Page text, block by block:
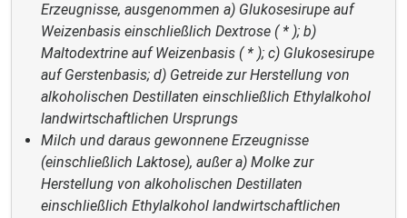
Erzeugnisse, ausgenommen a) Glukosesirupe auf
Weizenbasis einschließlich Dextrose ( * ); b)
Maltodextrine auf Weizenbasis ( * ); c) Glukosesirupe
auf Gerstenbasis; d) Getreide zur Herstellung von
alkoholischen Destillaten einschließlich Ethylalkohol
landwirtschaftlichen Ursprungs
Milch und daraus gewonnene Erzeugnisse
(einschließlich Laktose), außer a) Molke zur
Herstellung von alkoholischen Destillaten
einschließlich Ethylalkohol landwirtschaftlichen